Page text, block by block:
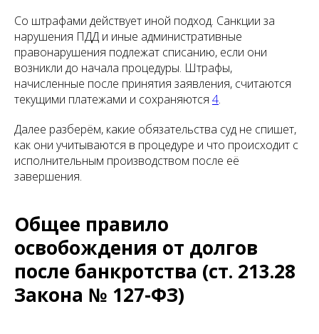
Со штрафами действует иной подход. Санкции за
нарушения ПДД и иные административные
правонарушения подлежат списанию, если они
возникли до начала процедуры. Штрафы,
начисленные после принятия заявления, считаются
текущими платежами и сохраняются 4.
Далее разберём, какие обязательства суд не спишет,
как они учитываются в процедуре и что происходит с
исполнительным производством после её
завершения.
Общее правило
освобождения от долгов
после банкротства (ст. 213.28
Закона № 127-ФЗ)